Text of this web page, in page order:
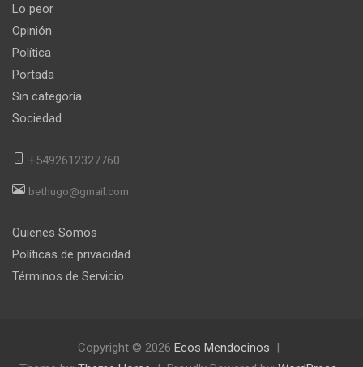
Lo peor
Opinión
Política
Portada
Sin categoría
Sociedad
+5492612327760
bethugo@gmail.com
Quienes Somos
Políticas de privacidad
Términos de Servicio
Copyright © 2026 Ecos Mendocinos